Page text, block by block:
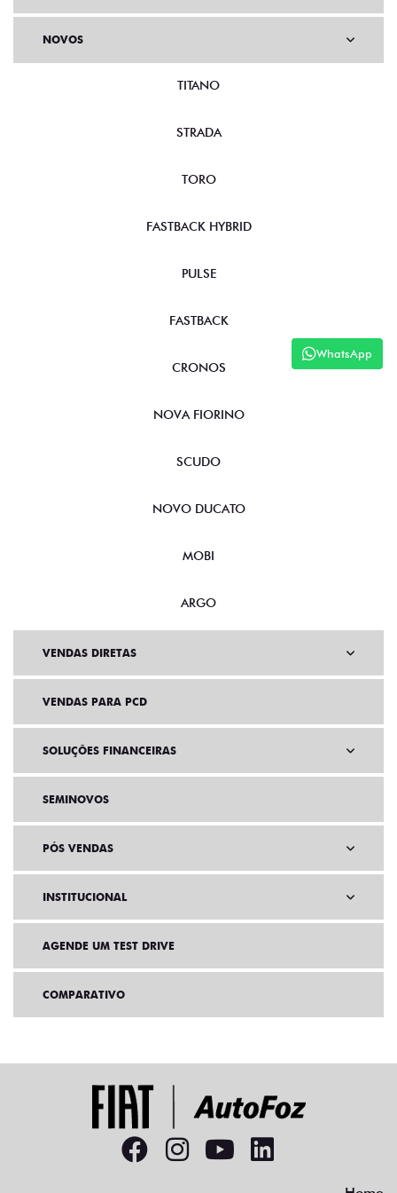
WhatsApp
NOVOS
TITANO
STRADA
TORO
FASTBACK HYBRID
PULSE
FASTBACK
CRONOS
NOVA FIORINO
SCUDO
NOVO DUCATO
MOBI
ARGO
VENDAS DIRETAS
VENDAS PARA PCD
SOLUÇÕES FINANCEIRAS
SEMINOVOS
PÓS VENDAS
INSTITUCIONAL
AGENDE UM TEST DRIVE
COMPARATIVO